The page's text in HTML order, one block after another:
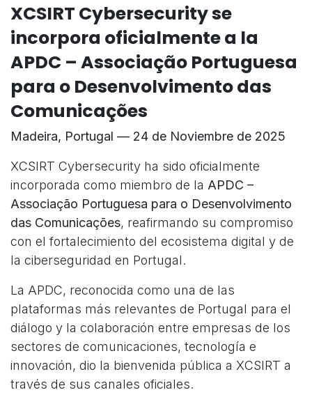
XCSIRT Cybersecurity se
incorpora oficialmente a la
APDC – Associação Portuguesa
para o Desenvolvimento das
Comunicações
Madeira, Portugal — 24 de Noviembre de 2025
XCSIRT Cybersecurity ha sido oficialmente
incorporada como miembro de la APDC –
Associação Portuguesa para o Desenvolvimento
das Comunicações, reafirmando su compromiso
con el fortalecimiento del ecosistema digital y de
la ciberseguridad en Portugal.
La APDC, reconocida como una de las
plataformas más relevantes de Portugal para el
diálogo y la colaboración entre empresas de los
sectores de comunicaciones, tecnología e
innovación, dio la bienvenida pública a XCSIRT a
través de sus canales oficiales.